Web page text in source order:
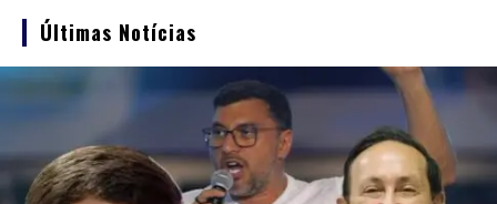
Últimas Notícias